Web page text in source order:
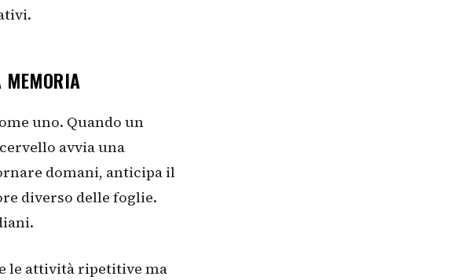
MEMORIA
uno. Quando un
avvia una
domani, anticipa il
diverso delle foglie.
le attività ripetitive ma